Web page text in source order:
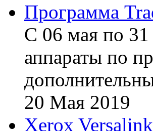
Программа
С 06 мая по
аппараты по
20 Мая 2019
Xerox